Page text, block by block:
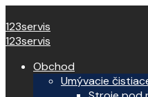
123servis
123servis
Obchod
Umývacie